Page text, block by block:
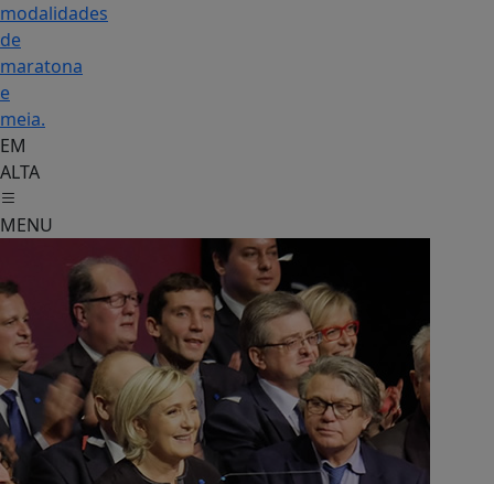
modalidades
de
maratona
e
meia.
EM
ALTA
MENU